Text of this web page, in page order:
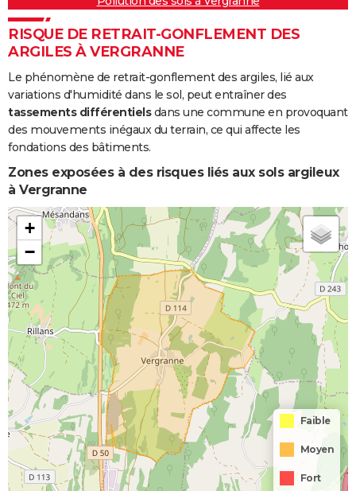
RISQUE DE RETRAIT-GONFLEMENT DES
ARGILES À VERGRANNE
Le phénomène de retrait-gonflement des argiles, lié aux
variations d'humidité dans le sol, peut entraîner des
tassements différentielsdans une commune en provoquant
des mouvements inégaux du terrain, ce qui affecte les
fondations des bâtiments.
Zones exposées à des risques liés aux sols argileux
à Vergranne
+
−
Faible
Moyen
Fort